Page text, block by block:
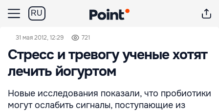
RU
31 мая 2012, 12:29 721
Стресс и тревогу ученые хотят
лечить йогуртом
Новые исследования показали, что пробиотики
могут ослабить сигналы, поступающие из